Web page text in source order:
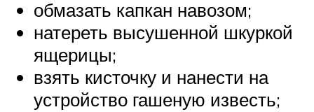
обмазать капкан навозом;
натереть высушенной шкуркой
ящерицы;
взять кисточку и нанести на
устройство гашеную известь;